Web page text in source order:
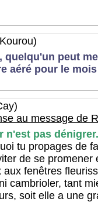
quelqu'un peut
aéré pour le
au message de
n'est pas
tu propages de
de se
aux fenêtres
cambrioler, tant
soit elle a une